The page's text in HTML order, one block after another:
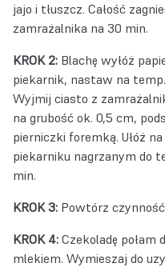
jajo i tłuszcz. Całość
zamrażalnika na 30 min.
KROK 2: Blachę wyłóż
piekarnik, nastaw na
Wyjmij ciasto z
na grubość ok. 0,5 cm,
pierniczki foremką. Ułóż
piekarniku nagrzanym do
min.
KROK 3: Powtórz
KROK 4: Czekoladę połam
mlekiem. Wymieszaj do